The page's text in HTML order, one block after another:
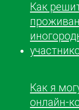
Как
Как я
онлайн-